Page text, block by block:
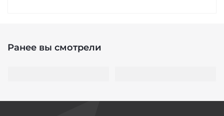
Ранее вы смотрели